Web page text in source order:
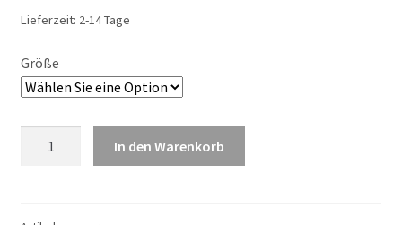
Lieferzeit: 2-14 Tage
Größe
In den Warenkorb